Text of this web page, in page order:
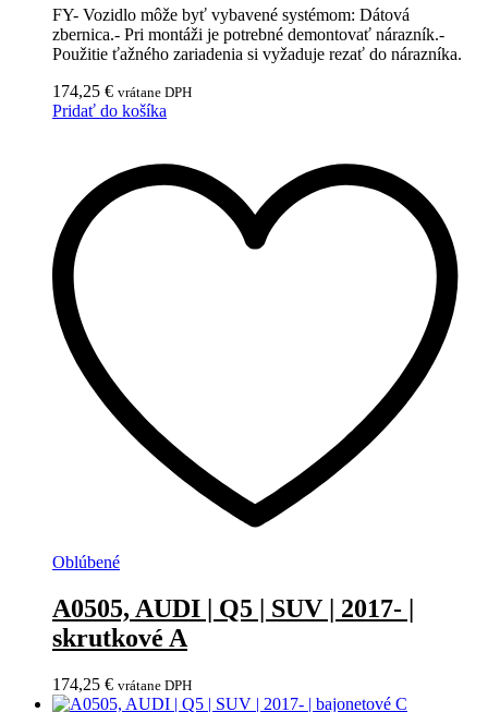
FY- Vozidlo môže byť vybavené systémom: Dátová
zbernica.- Pri montáži je potrebné demontovať nárazník.-
Použitie ťažného zariadenia si vyžaduje rezať do nárazníka.
174,25 € vrátane DPH
Pridať do košíka
Oblúbené
A0505, AUDI | Q5 | SUV | 2017- |
skrutkové A
174,25 € vrátane DPH